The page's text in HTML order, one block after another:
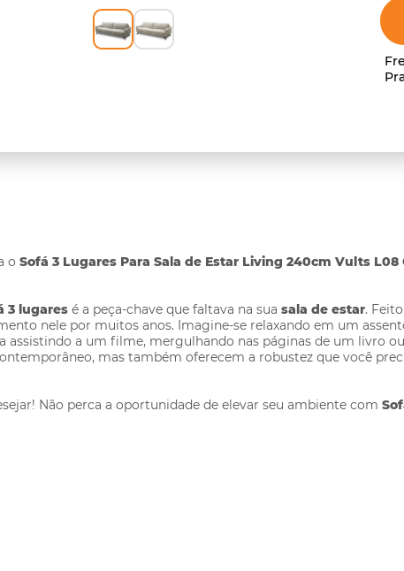
oSofá 3 Lugares Para Sala de Estar Living 240cm Vults L08
3 lugares é a peça-chave que faltava na suasala de estar.
nele por muitos anos. Imagine-se relaxando em um
assistindo a um filme, mergulhando nas páginas de um livro
mas também oferecem a robustez que você
Não perca a oportunidade de elevar seu ambiente com